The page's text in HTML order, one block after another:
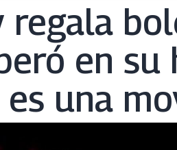
regala
en su
una